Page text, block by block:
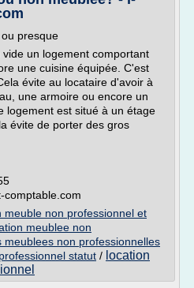
presque
un logement comportant
une cuisine équipée. C'est
évite au locataire d'avoir à
une armoire ou encore un
logement est situé à un étage
évite de porter des gros
comptable.com
meuble non professionnel et
meublee non
meublees non professionnelles
statut / location